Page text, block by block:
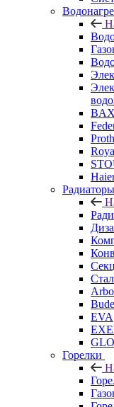
Радиаторы
EVA
Горелки